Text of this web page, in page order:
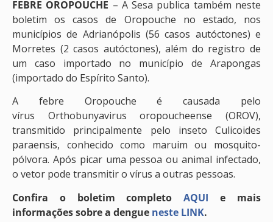
FEBRE OROPOUCHE – A Sesa publica também neste
boletim os casos de Oropouche no estado, nos
municípios de Adrianópolis (56 casos autóctones) e
Morretes (2 casos autóctones), além do registro de
um caso importado no município de Arapongas
(importado do Espírito Santo).
A febre Oropouche é causada pelo
vírus Orthobunyavirus oropoucheense (OROV),
transmitido principalmente pelo inseto Culicoides
paraensis, conhecido como maruim ou mosquito-
pólvora. Após picar uma pessoa ou animal infectado,
o vetor pode transmitir o vírus a outras pessoas.
Confira o boletim completoAQUI e mais
informações sobre a dengue neste LINK.